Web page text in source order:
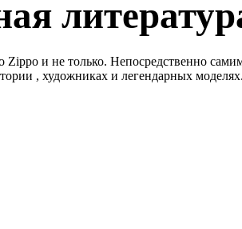
Zippo и не только. Непосредственно
, художниках и легендарных